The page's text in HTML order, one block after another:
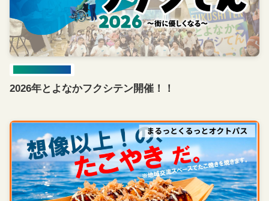
2026年とよなかフクシテン開催！！